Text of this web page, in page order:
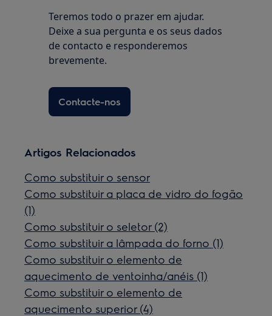
Teremos todo o prazer em ajudar.
Deixe a sua pergunta e os seus dados
de contacto e responderemos
brevemente.
Contacte-nos
Artigos Relacionados
Como substituir o sensor
Como substituir a placa de vidro do fogão
(1)
Como substituir o seletor (2)
Como substituir a lâmpada do forno (1)
Como substituir o elemento de
aquecimento de ventoinha/anéis (1)
Como substituir o elemento de
aquecimento superior (4)